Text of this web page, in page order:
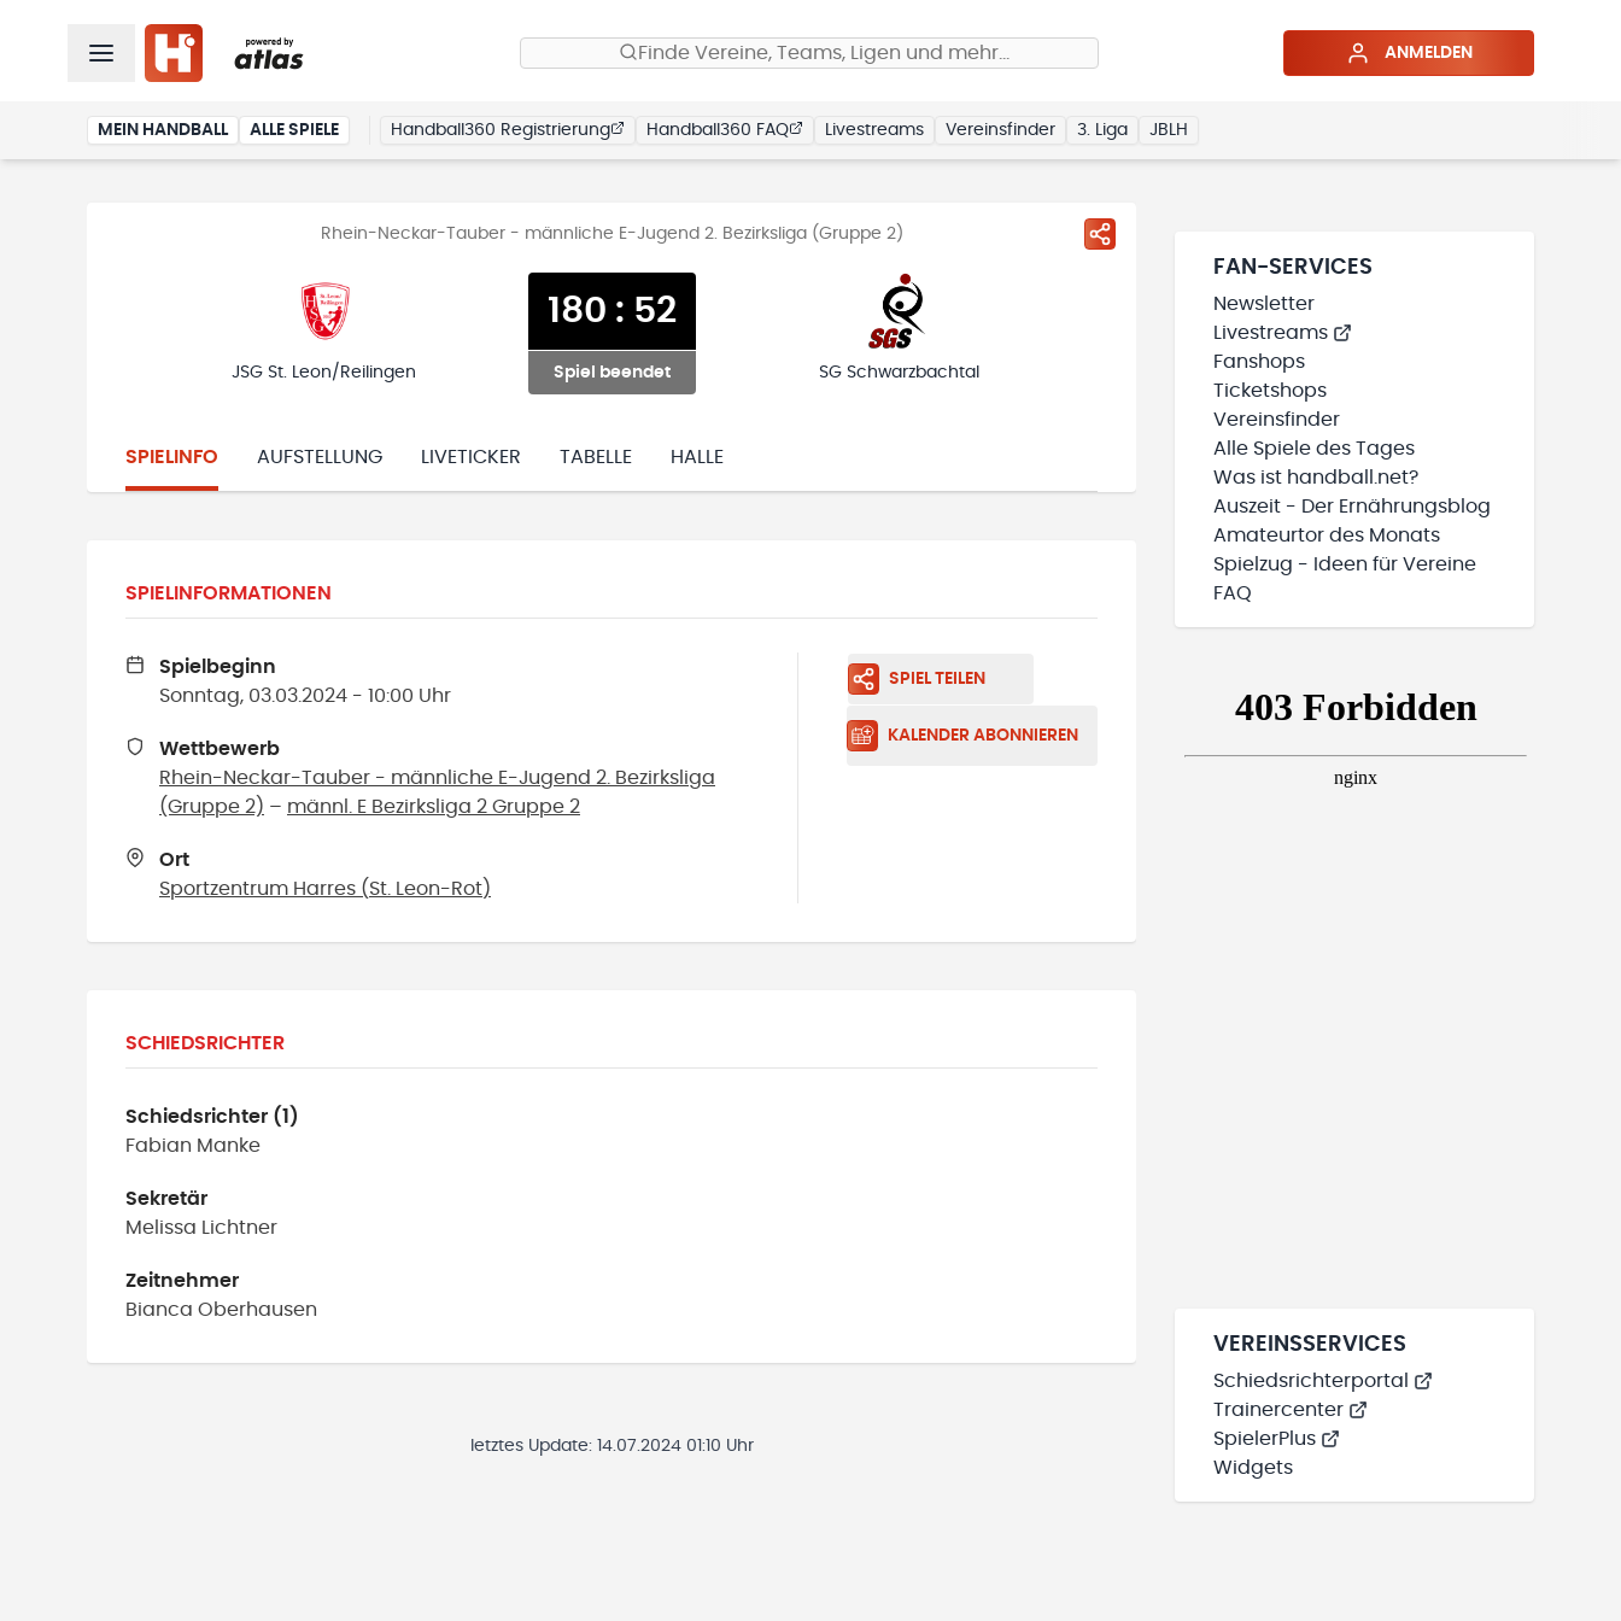
Finde Vereine, Teams, Ligen und mehr… ANMELDEN
MEIN HANDBALL ALLE SPIELE Handball360 Registrierung Handball360 FAQ Livestreams Vereinsfinder 3. Liga JBLH
Rhein-Neckar-Tauber - männliche E-Jugend 2. Bezirksliga (Gruppe 2)
JSG St. Leon/Reilingen
180 : 52
Spiel beendet SG Schwarzbachtal
SPIELINFO AUFSTELLUNG LIVETICKER TABELLE HALLE
SPIELINFORMATIONEN
Spielbeginn
Sonntag, 03.03.2024 - 10:00 Uhr
Wettbewerb
Rhein-Neckar-Tauber - männliche E-Jugend 2. Bezirksliga
(Gruppe 2) – männl. E Bezirksliga 2 Gruppe 2
Ort
Sportzentrum Harres ( St. Leon-Rot)
SPIEL TEILEN
KALENDER ABONNIEREN
SCHIEDSRICHTER
Schiedsrichter (1)
Fabian Manke
Sekretär
Melissa
Lichtner
Zeitnehmer
Bianca Oberhausen
letztes Update: 14.07.2024 01:10 Uhr
FAN-SERVICES
Newsletter
Livestreams
Fanshops
Ticketshops
Vereinsfinder
Alle Spiele des Tages
Was ist handball.net?
Auszeit - Der Ernährungsblog
Amateurtor des Monats
Spielzug - Ideen für Vereine
FAQ
VEREINSSERVICES
Schiedsrichterportal
Trainercenter
SpielerPlus
Widgets